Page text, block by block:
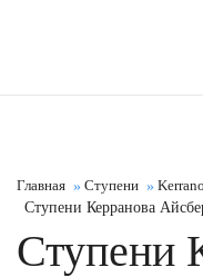
Главная Ступени
Ступени Керранова
Ступени